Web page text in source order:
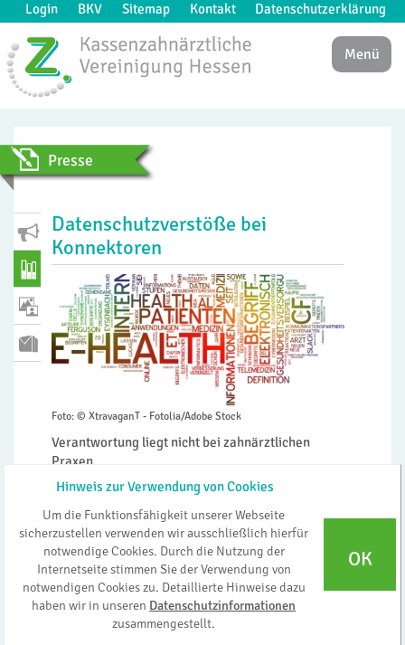
Login BKV Sitemap Kontakt Datenschutzerklärung
Hinweis zur Verwendung von Cookies
Um die Funktionsfähigkeit unserer Webseite
sicherzustellen verwenden wir ausschließlich hierfür
notwendige Cookies. Durch die Nutzung der
Internetseite stimmen Sie der Verwendung von
notwendigen Cookies zu. Detaillierte Hinweise dazu
haben wir in unseren Datenschutzinformationen
zusammengestellt.
OK
Menü
Presse
Datenschutzverstöße bei
Konnektoren
Foto: © XtravaganT - Fotolia/Adobe Stock
Verantwortung liegt nicht bei zahnärztlichen
Praxen
Frankfurt am Main, 5. April 2022. Vier Wochen
nach dem Bekanntwerden von
Datenschutzproblemen bei Konnektoren des
Herstellers Secunet hat das
Bundesgesundheitsministerium (BMG) in einem
Schreiben an die Kassenzahnärztliche
Bundesvereinigung (KZBV) Stellung bezogen:
Demnach liegen Datenschutzprobleme bei der